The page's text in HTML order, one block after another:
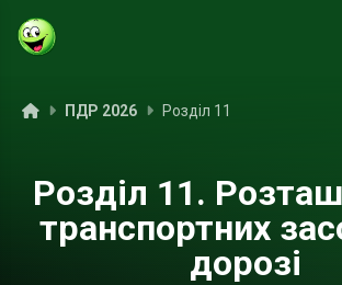
ГоловнаПДР 2026 Розділ 11
Розділ 11.
транспортних
дорозі